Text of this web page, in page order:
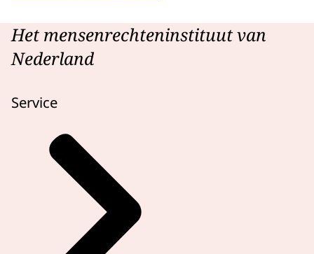
Het mensenrechteninstituut van
Nederland
Service